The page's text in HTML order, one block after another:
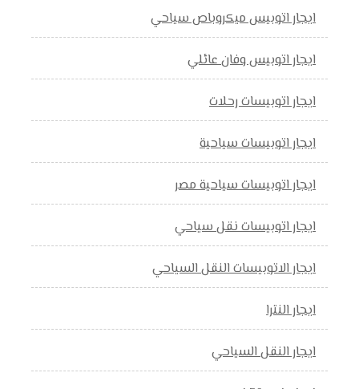
ايجار اتوبيس ميكروباص سياحي
ايجار اتوبيس وفان عائلي
ايجار اتوبيسات رحلات
ايجار اتوبيسات سياحية
ايجار اتوبيسات سياحية مصر
ايجار اتوبيسات نقل سياحي
ايجار الاتوبيسات النقل السياحي
ايجار النترا
ايجار النقل السياحي